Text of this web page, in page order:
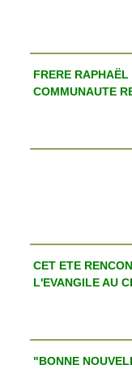
FRERE
COMMUNAUTE
CET ETE
L'EVANGILE AU
"BONNE